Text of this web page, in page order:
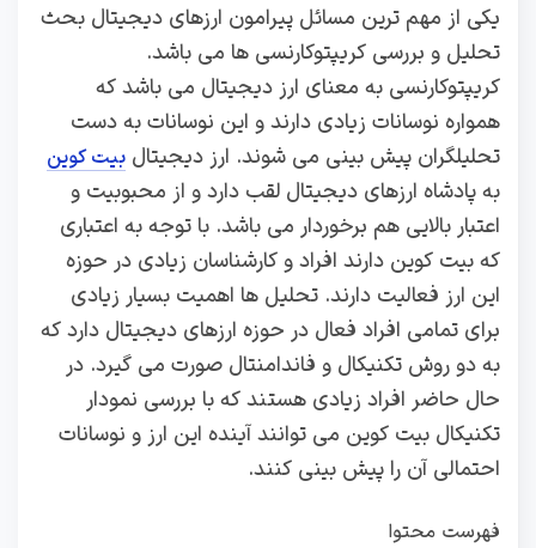
یکی از مهم ترین مسائل پیرامون ارزهای دیجیتال بحث
تحلیل و بررسی کریپتوکارنسی ها می باشد.
کریپتوکارنسی به معنای ارز دیجیتال می باشد که
همواره نوسانات زیادی دارند و این نوسانات به دست
تحلیلگران پیش بینی می شوند. ارز دیجیتال بیت کوین
به پادشاه ارزهای دیجیتال لقب دارد و از محبوبیت و
اعتبار بالایی هم برخوردار می باشد. با توجه به اعتباری
که بیت کوین دارند افراد و کارشناسان زیادی در حوزه
این ارز فعالیت دارند. تحلیل ها اهمیت بسیار زیادی
برای تمامی افراد فعال در حوزه ارزهای دیجیتال دارد که
به دو روش تکنیکال و فاندامنتال صورت می گیرد. در
حال حاضر افراد زیادی هستند که با بررسی نمودار
تکنیکال بیت کوین می توانند آینده این ارز و نوسانات
احتمالی آن را پیش بینی کنند.
فهرست محتوا